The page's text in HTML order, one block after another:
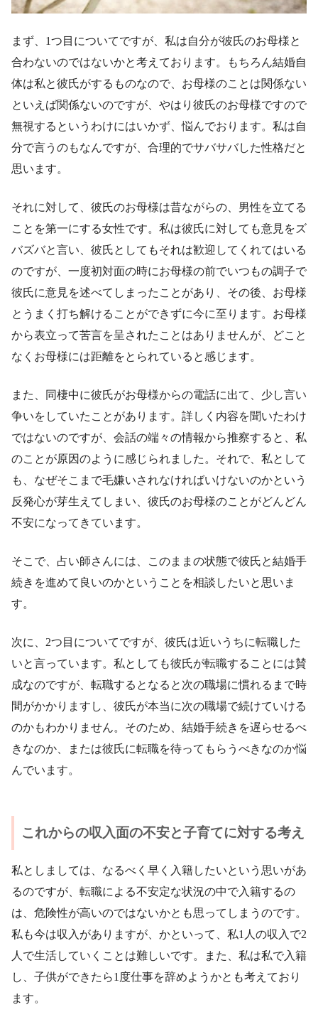
まず、1つ目についてですが、私は自分が彼氏のお母様と
合わないのではないかと考えております。もちろん結婚自
体は私と彼氏がするものなので、お母様のことは関係ない
といえば関係ないのですが、やはり彼氏のお母様ですので
無視するというわけにはいかず、悩んでおります。私は自
分で言うのもなんですが、合理的でサバサバした性格だと
思います。
それに対して、彼氏のお母様は昔ながらの、男性を立てる
ことを第一にする女性です。私は彼氏に対しても意見をズ
バズバと言い、彼氏としてもそれは歓迎してくれてはいる
のですが、一度初対面の時にお母様の前でいつもの調子で
彼氏に意見を述べてしまったことがあり、その後、お母様
とうまく打ち解けることができずに今に至ります。お母様
から表立って苦言を呈されたことはありませんが、どこと
なくお母様には距離をとられていると感じます。
また、同棲中に彼氏がお母様からの電話に出て、少し言い
争いをしていたことがあります。詳しく内容を聞いたわけ
ではないのですが、会話の端々の情報から推察すると、私
のことが原因のように感じられました。それで、私として
も、なぜそこまで毛嫌いされなければいけないのかという
反発心が芽生えてしまい、彼氏のお母様のことがどんどん
不安になってきています。
そこで、占い師さんには、このままの状態で彼氏と結婚手
続きを進めて良いのかということを相談したいと思いま
す。
次に、2つ目についてですが、彼氏は近いうちに転職した
いと言っています。私としても彼氏が転職することには賛
成なのですが、転職するとなると次の職場に慣れるまで時
間がかかりますし、彼氏が本当に次の職場で続けていける
のかもわかりません。そのため、結婚手続きを遅らせるべ
きなのか、または彼氏に転職を待ってもらうべきなのか悩
んでいます。
これからの収入面の不安と子育てに対する考え
私としましては、なるべく早く入籍したいという思いがあ
るのですが、転職による不安定な状況の中で入籍するの
は、危険性が高いのではないかとも思ってしまうのです。
私も今は収入がありますが、かといって、私1人の収入で2
人で生活していくことは難しいです。また、私は私で入籍
し、子供ができたら1度仕事を辞めようかとも考えており
ます。